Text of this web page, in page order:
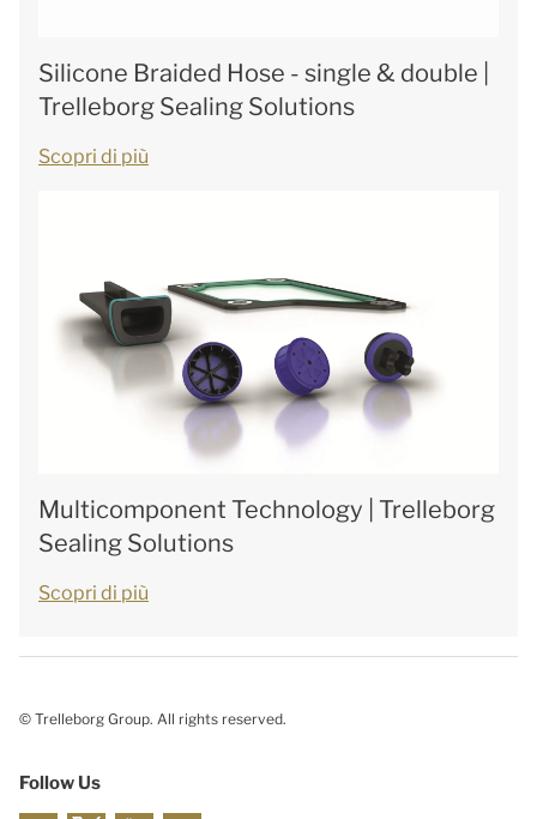
Silicone Braided Hose - single & double |
Trelleborg Sealing Solutions
Scopri di più
Multicomponent Technology | Trelleborg
Sealing Solutions
Scopri di più
© Trelleborg Group. All rights reserved.
Follow Us